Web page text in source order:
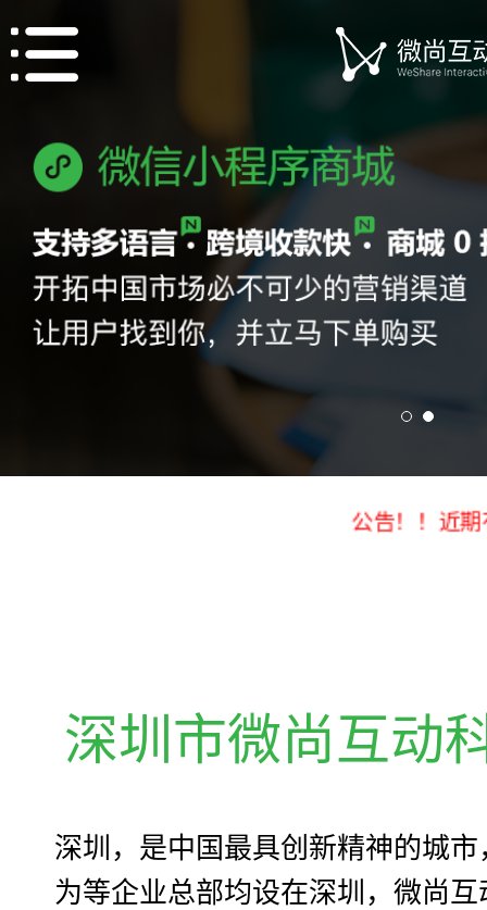
公告！！近期有人冒用
深圳市微尚互动
深圳，是中国最具创新精神的城
为等企业总部均设在深圳，微尚